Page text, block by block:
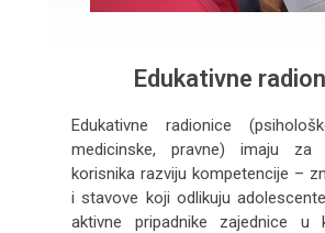
Edukativne
Edukativne radionice
medicinske, pravne) imaju
korisnika razviju kompetencije –
i stavove koji odlikuju
aktivne pripadnike zajednice u